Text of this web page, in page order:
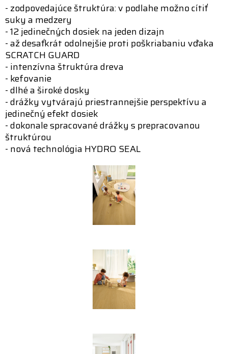
- zodpovedajúce štruktúra: v podlahe možno cítiť
suky a medzery
- 12 jedinečných dosiek na jeden dizajn
- až desaťkrát odolnejšie proti poškriabaniu vďaka
SCRATCH GUARD
- intenzívna štruktúra dreva
- kefovanie
- dlhé a široké dosky
- drážky vytvárajú priestrannejšie perspektívu a
jedinečný efekt dosiek
- dokonale spracované drážky s prepracovanou
štruktúrou
- nová technológia HYDRO SEAL